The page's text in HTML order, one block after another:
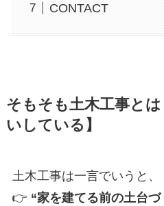
CONTACT
そもそも土木工事と
いしている】
土木工事は一言でいうと、
👉 “家を建てる前の土台づ